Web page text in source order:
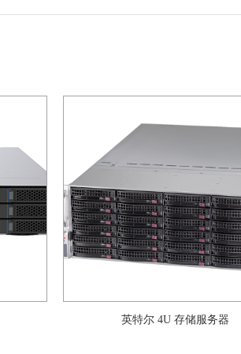
英特尔 4U 存储服务器